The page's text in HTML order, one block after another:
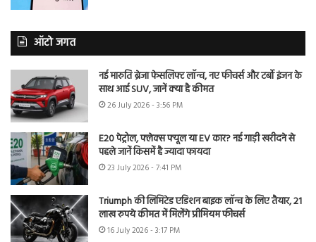
ऑटो जगत
नई मारुति ब्रेजा फेसलिफ्ट लॉन्च, नए फीचर्स और टर्बो इंजन के
साथ आई SUV, जानें क्या है कीमत
26 July 2026 - 3:56 PM
E20 पेट्रोल, फ्लेक्स फ्यूल या EV कार? नई गाड़ी खरीदने से
पहले जानें किसमें है ज्यादा फायदा
23 July 2026 - 7:41 PM
Triumph की लिमिटेड एडिशन बाइक लॉन्च के लिए तैयार, 21
लाख रुपये कीमत में मिलेंगे प्रीमियम फीचर्स
16 July 2026 - 3:17 PM